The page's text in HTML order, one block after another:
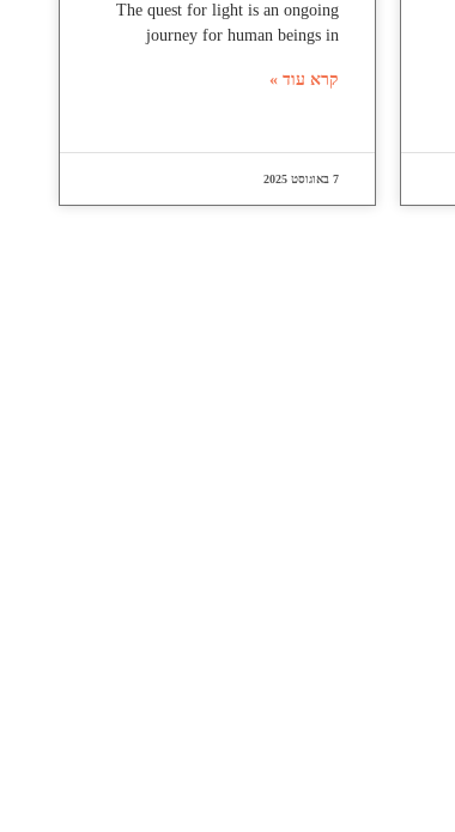
The quest for light is an ongoing
journey for human beings in
קרא עוד »
7 באוגוסט 2025